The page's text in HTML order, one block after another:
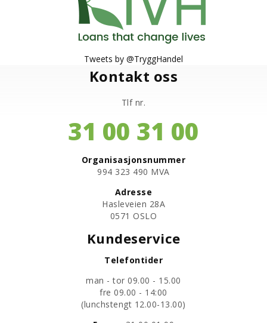
Tweets by @TryggHandel
Kontakt oss
Tlf nr.
31 00 31 00
Organisasjonsnummer
​994 323 490 MVA
Adresse
Hasleveien 28A
0571 OSLO
Kundeservice
Telefontider
man - tor 09.00 - 15.00
fre 09.00 - 14:00
​(lunchstengt 12.00-13.00)